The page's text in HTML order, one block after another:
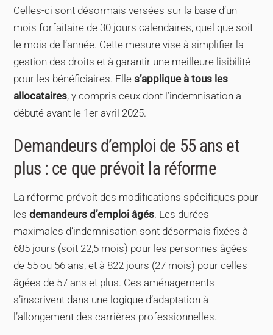
Celles-ci sont désormais versées sur la base d’un
mois forfaitaire de 30 jours calendaires, quel que soit
le mois de l’année. Cette mesure vise à simplifier la
gestion des droits et à garantir une meilleure lisibilité
pour les bénéficiaires. Elles’applique à tous les
allocataires, y compris ceux dont l’indemnisation a
débuté avant le 1er avril 2025.
Demandeurs d’emploi de 55 ans et
plus : ce que prévoit la réforme
La réforme prévoit des modifications spécifiques pour
lesdemandeurs d’emploi âgés. Les durées
maximales d’indemnisation sont désormais fixées à
685 jours (soit 22,5 mois) pour les personnes âgées
de 55 ou 56 ans, et à 822 jours (27 mois) pour celles
âgées de 57 ans et plus. Ces aménagements
s’inscrivent dans une logique d’adaptation à
l’allongement des carrières professionnelles.